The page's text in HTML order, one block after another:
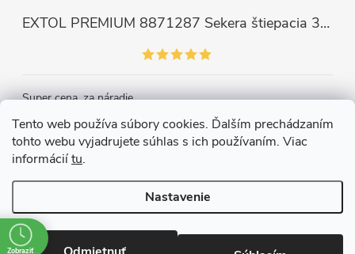
Tento web používa súbory cookies. Ďalším prechádzaním
tohto webu vyjadrujete súhlas s ich používaním. Viac
informáciítu.
Nastavenie
EXTOL PREMIUM 8871287 Sekera štiepacia 3500g, nylónová násada 910mm
Super cena, za náradie.
Copyright 2026Železiarstvo Páleník, s.r.o.. Všetky práva vyhradené.
Upraviť nastavenie cookies
Zobraziť